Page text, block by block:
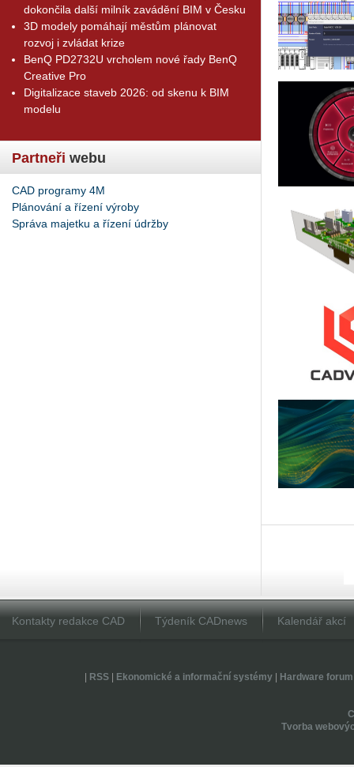
dokončila další milník zavádění BIM v Česku
3D modely pomáhají městům plánovat
rozvoj i zvládat krize
BenQ PD2732U vrcholem nové řady BenQ
Creative Pro
Digitalizace staveb 2026: od skenu k BIM
modelu
Partneři webu
CAD programy 4M
Plánování a řízení výroby
Správa majetku a řízení údržby
Kontakty redakce CAD Týdeník CADnews Kalendář akcí
RSS| Ekonomické a informační systémy| Hardware forum
Tvorba